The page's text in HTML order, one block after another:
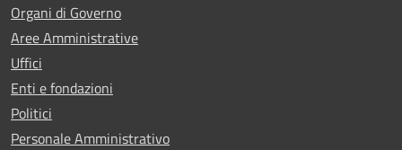
Organi di Governo
Aree Amministrative
Uffici
Enti e fondazioni
Politici
Personale Amministrativo